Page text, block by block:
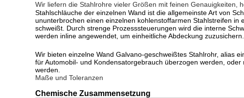
Wir liefern die Stahlrohre vieler Größen mit feinen Genauigkeiten,
Stahlschläuche der einzelnen Wand ist die allgemeinste Art von
ununterbrochen einen einzelnen kohlenstoffarmen Stahlstreifen
schweißt. Durch strenge Prozesssteuerungen wird die interne
werden inline angewendet, um einheitliche Abdeckung zuzusichern.
Wir bieten einzelne Wand Galvano-geschweißtes Stahlrohr, alias
für Automobil- und Kondensatorgebrauch überzogen werden,
werden.
Maße und Toleranzen
Chemische Zusammensetzung